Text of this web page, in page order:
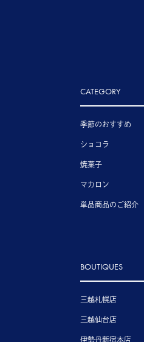
CATEGORY
季節のおすすめ
ショコラ
焼菓子
マカロン
単品商品のご紹介
BOUTIQUES
三越札幌店
三越仙台店
伊勢丹新宿本店